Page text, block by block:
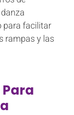
para facilitar
rampas y las
Para